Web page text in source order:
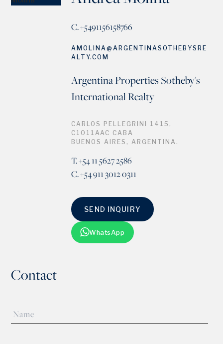
C. +5491156158766
AMOLINA@ARGENTINASOTHEBYSRE
ALTY.COM
Argentina Properties Sotheby's
International Realty
CARLOS PELLEGRINI 1415,
C1011AAC CABA
BUENOS AIRES, ARGENTINA.
T. +54 11 5627 2586
C. +54 911 3012 0311
SEND INQUIRY
WhatsApp
Contact